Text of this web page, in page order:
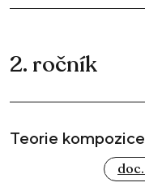
2. ročník
Teorie kompozice